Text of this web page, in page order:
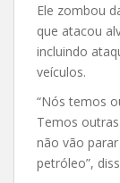
Ele zombou
que atacou
incluindo
veículos.
“Nós temos
Temos
não vão
petróleo”,